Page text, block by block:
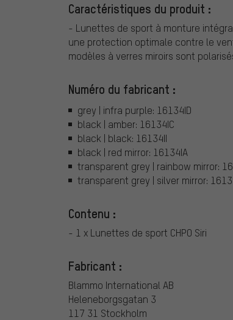
Caractéristiques du produit :
- Lunettes de sport à monture
une protection optimale contre le
modèles à verres miroirs sont
Numéro du fabricant :
grey | infra purple: 16134ID
black | amber: 16134IC
black | black: 16134II
black | red mirror: 16134IA
transparent grey | rainbow mirror:
transparent grey | silver mirror:
Contenu :
- 1 x Lunettes de sport CHPO Siri
Fabricant :
Blammo International AB
Heleneborgsgatan 3
117 31 Stockholm